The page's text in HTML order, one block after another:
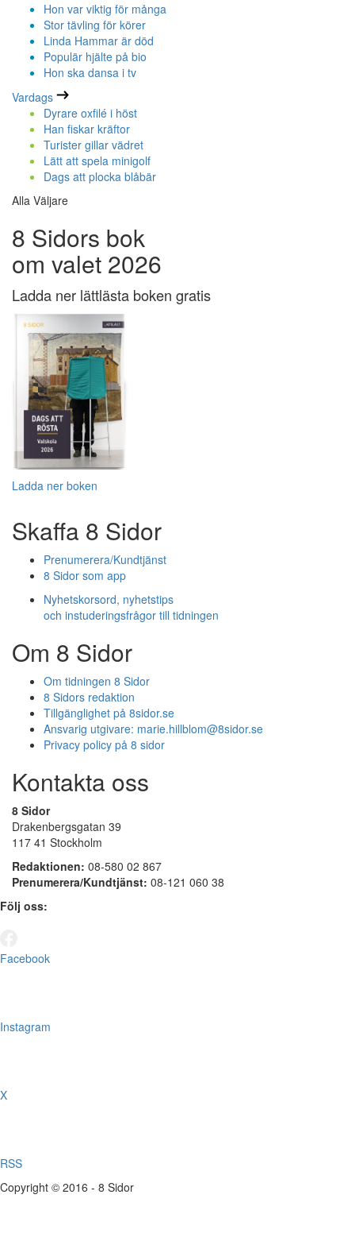
Hon var viktig för många
Stor tävling för körer
Linda Hammar är död
Populär hjälte på bio
Hon ska dansa i tv
Vardags
Dyrare oxfilé i höst
Han fiskar kräftor
Turister gillar vädret
Lätt att spela minigolf
Dags att plocka blåbär
Alla Väljare
8 Sidors bok
om valet 2026
Ladda ner lättlästa boken gratis
Ladda ner boken
Skaffa 8 Sidor
Prenumerera/Kundtjänst
8 Sidor som app
Nyhetskorsord, nyhetstips
och instuderingsfrågor till tidningen
Om 8 Sidor
Om tidningen 8 Sidor
8 Sidors redaktion
Tillgänglighet på 8sidor.se
Ansvarig utgivare: marie.hillblom@8sidor.se
Privacy policy på 8 sidor
Kontakta oss
8 Sidor
Drakenbergsgatan 39
117 41 Stockholm
Redaktionen: 08-580 02 867
Prenumerera/Kundtjänst: 08-121 060 38
Följ oss:
Facebook
Instagram
X
RSS
Copyright © 2016 - 8 Sidor